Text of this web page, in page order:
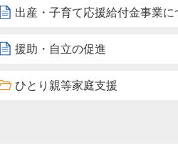
出産・子育て応援給付金事業に
援助・自立の促進
ひとり親等家庭支援